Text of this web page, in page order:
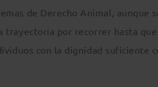
de Derecho Animal, aunque
trayectoria por recorrer hasta
con la dignidad suficiente